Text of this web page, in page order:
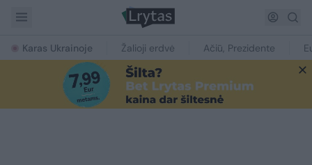
Karas Ukrainoje Žalioji erdvė Ačiū, Prezidente